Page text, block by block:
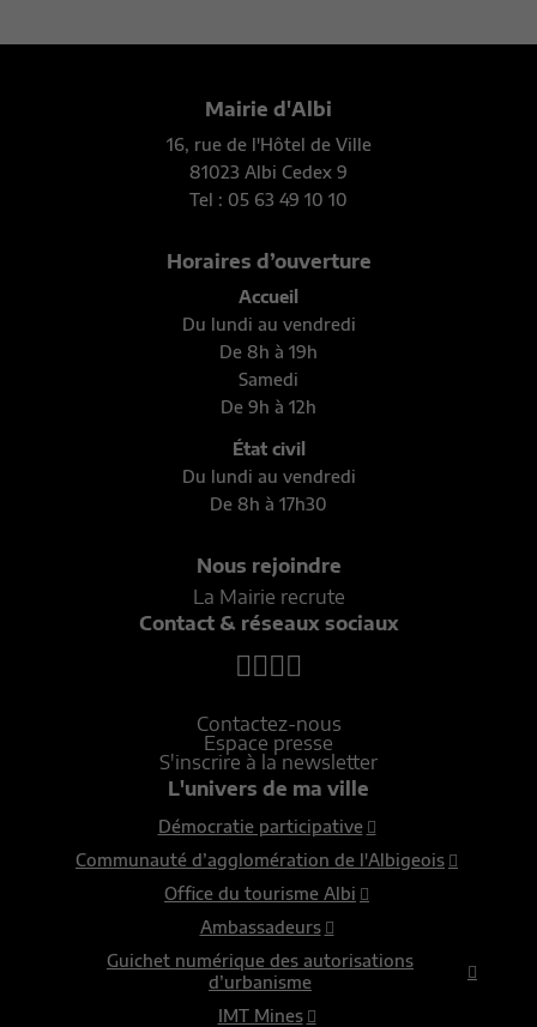
Mairie d'Albi
16, rue de l'Hôtel de Ville
81023 Albi Cedex 9
Tel : 05 63 49 10 10
Horaires d’ouverture
Accueil
Du lundi au vendredi
De 8h à 19h
Samedi
De 9h à 12h
État civil
Du lundi au vendredi
De 8h à 17h30
Nous rejoindre
La Mairie recrute
Contact & réseaux sociaux
Contactez-nous
Espace presse
S'inscrire à la newsletter
L'univers de ma ville
Démocratie participative
Communauté d’agglomération de l'Albigeois
Office du tourisme Albi
Ambassadeurs
Guichet numérique des autorisations
d’urbanisme
IMT Mines